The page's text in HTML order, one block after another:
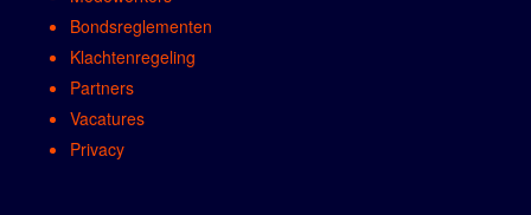
Bondsreglementen
Klachtenregeling
Partners
Vacatures
Privacy